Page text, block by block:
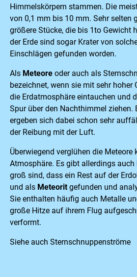
Himmelskörpern stammen. Die
von 0,1 mm bis 10 mm. Sehr selten
größere Stücke, die bis 1to Gewicht
der Erde sind sogar Krater von
Einschlägen gefunden worden.
Als Meteore oder auch als
bezeichnet, wenn sie mit sehr hoher
die Erdatmosphäre eintauchen und
Spur über den Nachthimmel ziehen.
ergeben sich dabei schon sehr
der Reibung mit der Luft.
Überwiegend verglühen die Meteore
Atmosphäre. Es gibt allerdings auch
groß sind, dass ein Rest auf der
und als Meteoritgefunden und
Sie enthalten häufig auch Metalle
große Hitze auf ihrem Flug
verformt.
Siehe auch Sternschnuppenströme